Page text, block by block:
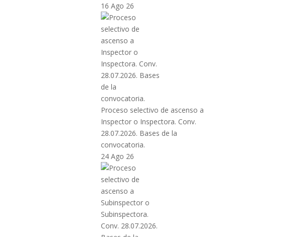
16 Ago 26
Proceso selectivo de ascenso a
Inspector o Inspectora. Conv.
28.07.2026. Bases de la
convocatoria.
24 Ago 26